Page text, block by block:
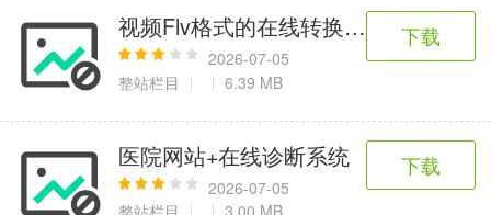
视频Flv格式的在线转换源码
2026-07-05
整站栏目
6.39 MB
下载
医院网站+在线诊断系统
2026-07-05
下载